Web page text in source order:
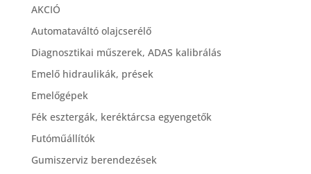
AKCIÓ
Automataváltó olajcserélő
Diagnosztikai műszerek, ADAS kalibrálás
Emelő hidraulikák, prések
Emelőgépek
Fék esztergák, keréktárcsa egyengetők
Futóműállítók
Gumiszerviz berendezések